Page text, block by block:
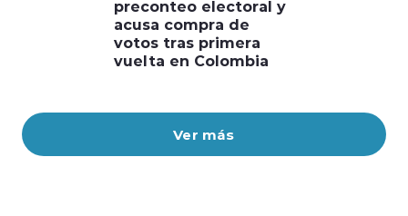
Ver más
preconteo electoral y
acusa compra de
votos tras primera
vuelta en Colombia